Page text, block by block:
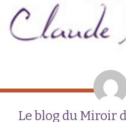
Le blog du Miroir